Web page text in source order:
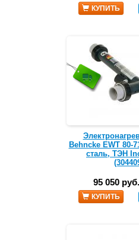
КУПИТЬ
Behncke EWT 80-
сталь, ТЭН
95 050 руб.
КУПИТЬ